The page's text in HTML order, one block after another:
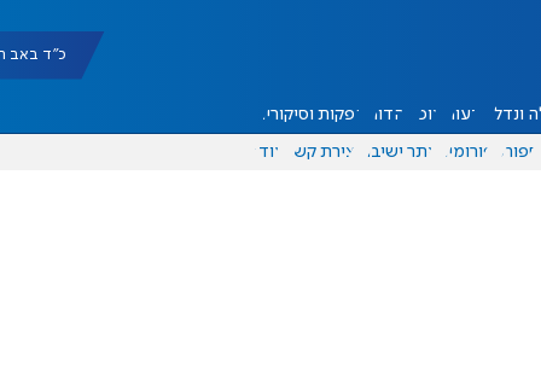
כ"ד באב תשפ"ו
ונדל"ן דעות אוכל יהדות הפקות וסיקורים
ספורט פורומים אתר ישיבה יצירת קשר עוד